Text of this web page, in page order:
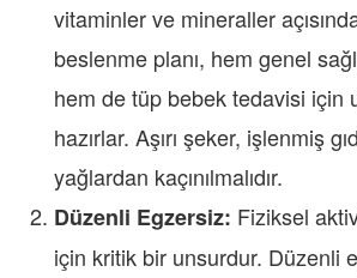
vitaminler ve mineraller
beslenme planı, hem genel
hem de tüp bebek tedavisi için
hazırlar. Aşırı şeker, işlenmiş
yağlardan kaçınılmalıdır.
Düzenli Egzersiz: Fiziksel
için kritik bir unsurdur. Düzenli